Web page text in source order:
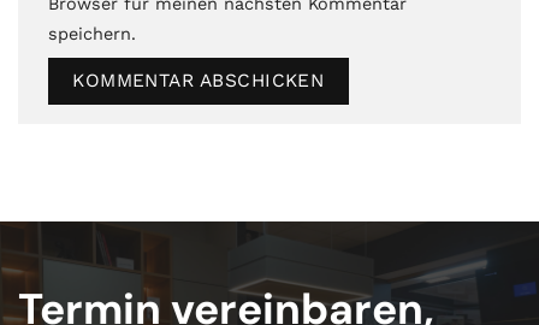
Browser für meinen nächsten Kommentar
speichern.
Termin vereinbaren,